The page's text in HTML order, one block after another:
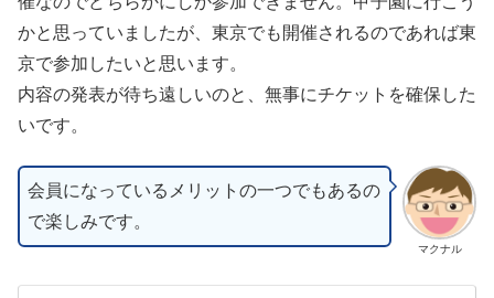
かと思っていましたが、東京でも開催されるのであれば東
京で参加したいと思います。
内容の発表が待ち遠しいのと、無事にチケットを確保した
いです。
マクナル
会員になっているメリットの一つでもあるの
で楽しみです。